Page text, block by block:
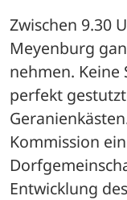
Zwischen 9.30
Meyenburg
nehmen. Keine
perfekt
Kommission
Entwicklung